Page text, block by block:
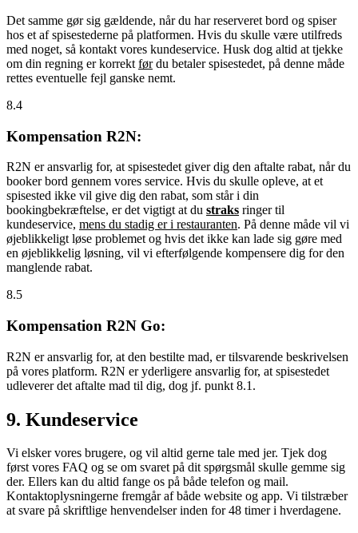
Det samme gør sig gældende, når du har reserveret bord og spiser
hos et af spisestederne på platformen. Hvis du skulle være utilfreds
med noget, så kontakt vores kundeservice. Husk dog altid at tjekke
om din regning er korrekt førdu betaler spisestedet, på denne måde
rettes eventuelle fejl ganske nemt.
8.4
Kompensation R2N:
R2N er ansvarlig for, at spisestedet giver dig den aftalte rabat, når du
booker bord gennem vores service. Hvis du skulle opleve, at et
spisested ikke vil give dig den rabat, som står i din
bookingbekræftelse, er det vigtigt at du straks ringer til
kundeservice, mens du stadig er i restauranten. På denne måde vil vi
øjeblikkeligt løse problemet og hvis det ikke kan lade sig gøre med
en øjeblikkelig løsning, vil vi efterfølgende kompensere dig for den
manglende rabat.
8.5
Kompensation R2N Go:
R2N er ansvarlig for, at den bestilte mad, er tilsvarende beskrivelsen
på vores platform. R2N er yderligere ansvarlig for, at spisestedet
udleverer det aftalte mad til dig, dog jf. punkt 8.1.
9. Kundeservice
Vi elsker vores brugere, og vil altid gerne tale med jer. Tjek dog
først vores FAQ og se om svaret på dit spørgsmål skulle gemme sig
der. Ellers kan du altid fange os på både telefon og mail.
Kontaktoplysningerne fremgår af både website og app. Vi tilstræber
at svare på skriftlige henvendelser inden for 48 timer i hverdagene.